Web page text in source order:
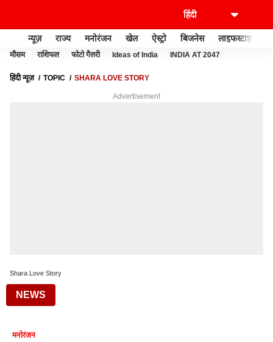
न्यूज़ राज्य मनोरंजन खेल ऐस्ट्रो बिजनेस लाइफस्टाइल
मौसम राशिफल फोटो गैलरी Ideas of India INDIA AT 2047
हिंदी न्यूज़ TOPIC SHARA LOVE STORY
Advertisement
Shara Love Story
NEWS
मनोरंजन